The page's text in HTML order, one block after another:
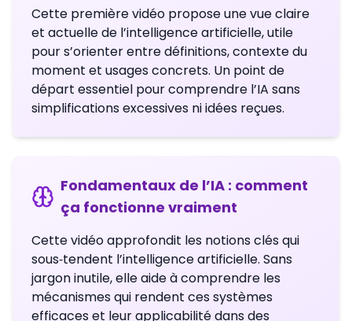
Cette première vidéo propose une vue claire
et actuelle de l’intelligence artificielle, utile
pour s’orienter entre définitions, contexte du
moment et usages concrets. Un point de
départ essentiel pour comprendre l’IA sans
simplifications excessives ni idées reçues.
Fondamentaux de l’IA : comment
ça fonctionne vraiment
Cette vidéo approfondit les notions clés qui
sous‑tendent l’intelligence artificielle. Sans
jargon inutile, elle aide à comprendre les
mécanismes qui rendent ces systèmes
efficaces et leur applicabilité dans des